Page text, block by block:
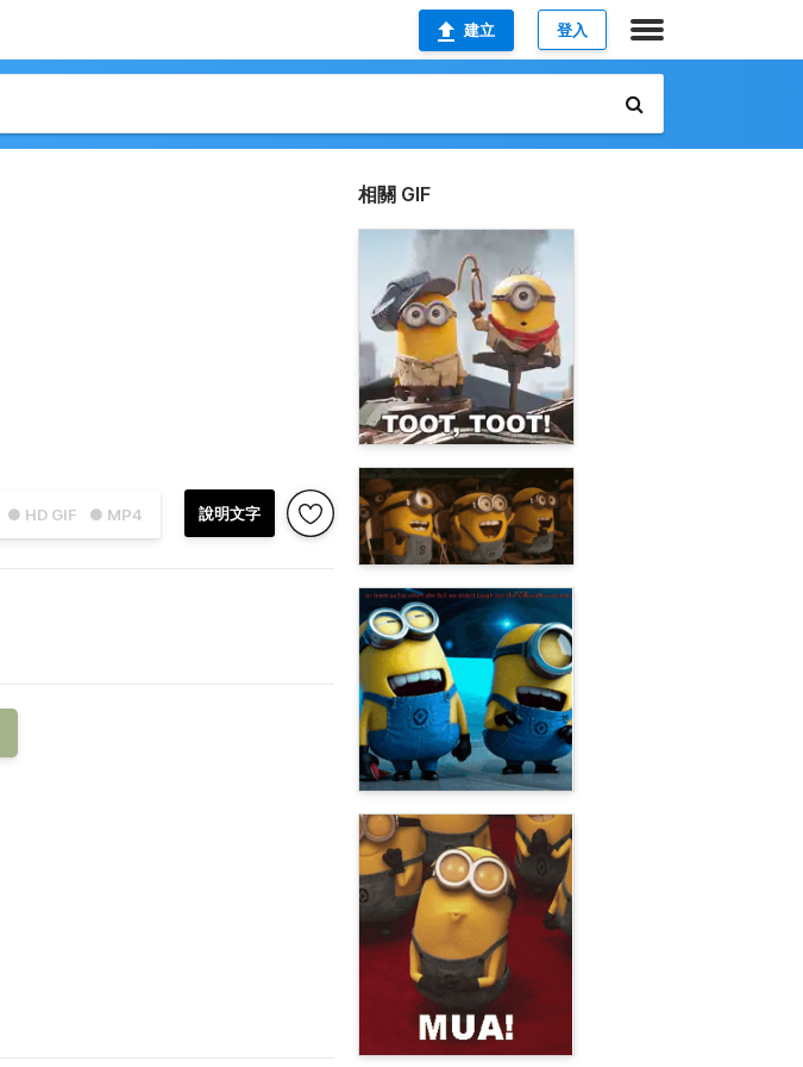
建立 登入
● HD GIF ● MP4 說明文字
相關 GIF